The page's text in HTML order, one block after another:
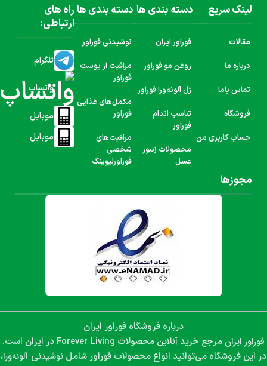
لینک سریع
مقالات
درباره ما
تماس باما
فروشگاه
حساب کاربری من
دسته بندی ها
فوراور ایران
روغن مو فوراور
ژل آلوئه‌ورا فوراور
تناسب اندام
فوراور
محصولات زنبور
عسل
دسته بندی ها
نوشیدنی فوراور
مراقبت از پوست
فوراور
مکمل‌های غذایی
فوراور
مراقبت‌های
شخصی
فوراورلیوینگ
راه های
ارتباطی:
تلگرام
واتساپ
موبایل
موبایل
مجوزها
درباره فروشگاه فوراور ایران
فوراور ایران مرجع خرید آنلاین محصولات Forever Living در ایران است.
در این فروشگاه می‌توانید انواع محصولات فوراور شامل نوشیدنی آلوئه‌ورا،